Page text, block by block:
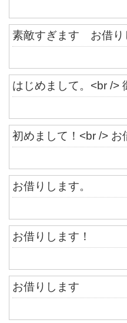
素敵すぎます お借
はじめまして。<br /
初めまして！<br />
お借りします。
お借りします！
お借りします